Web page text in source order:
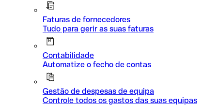
Faturas de fornecedores
Tudo para gerir as suas faturas
Contabilidade
Automatize o fecho de contas
Gestão de despesas de equipa
Controle todos os gastos das suas equipas